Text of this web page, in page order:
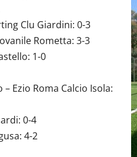
Clu Giardini: 0-3
Rometta: 3-3
1-0
Ezio Roma Calcio Isola:
0-4
4-2